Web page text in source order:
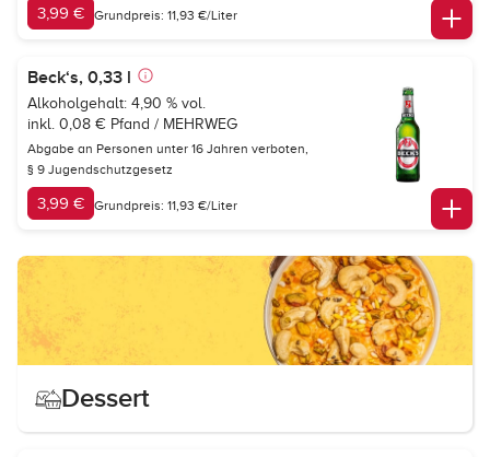
3,99 € Grundpreis: 11,93 €/Liter
Beck‘s, 0,33 l
Alkoholgehalt: 4,90 % vol.
inkl. 0,08 € Pfand / MEHRWEG
Abgabe an Personen unter 16 Jahren verboten,
§ 9 Jugendschutzgesetz
3,99 € Grundpreis: 11,93 €/Liter
Dessert